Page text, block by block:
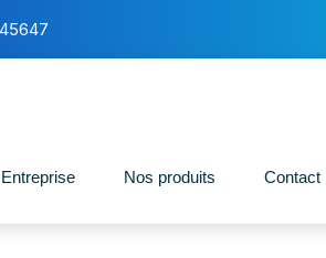
Entreprise Nos produits Contact